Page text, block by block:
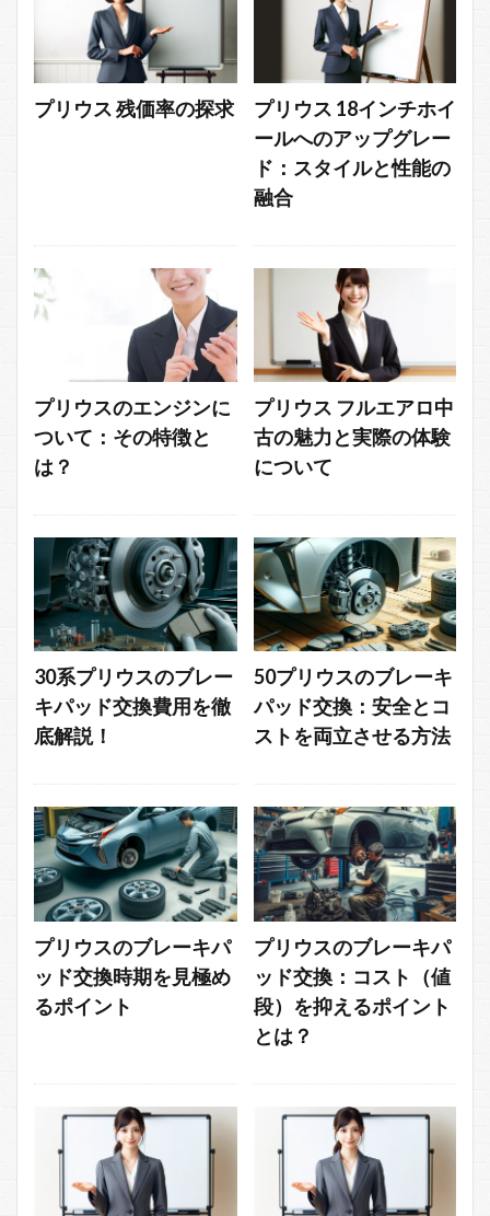
プリウス 残価率の探求
プリウス 18インチホイ
ールへのアップグレー
ド：スタイルと性能の
融合
プリウスのエンジンに
ついて：その特徴と
は？
プリウス フルエアロ中
古の魅力と実際の体験
について
30系プリウスのブレー
キパッド交換費用を徹
底解説！
50プリウスのブレーキ
パッド交換：安全とコ
ストを両立させる方法
プリウスのブレーキパ
ッド交換時期を見極め
るポイント
プリウスのブレーキパ
ッド交換：コスト（値
段）を抑えるポイント
とは？